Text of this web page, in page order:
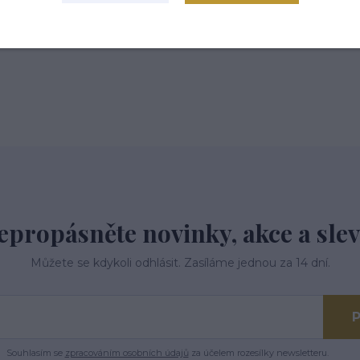
novinky, akce a
Můžete se kdykoli odhlásit. Zasíláme jednou za 14 dní.
Souhlasím se zpracováním osobních údajů za účelem rozesílky newsletteru.